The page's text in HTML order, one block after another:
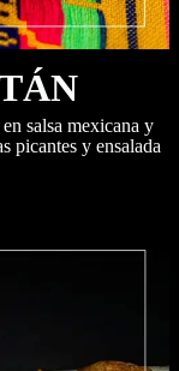
salsa mexicana y
picantes y ensalada